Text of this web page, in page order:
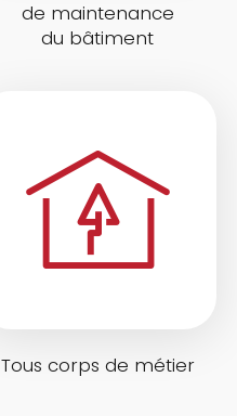
de maintenance
du bâtiment
Tous corps de métier